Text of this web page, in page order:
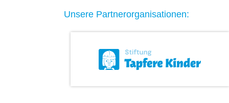
Unsere Partnerorganisationen: